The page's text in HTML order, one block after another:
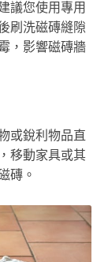
議您使用專用
刷洗磁磚縫隙
，影響磁磚牆
或銳利物品直
移動家具或其
磚。